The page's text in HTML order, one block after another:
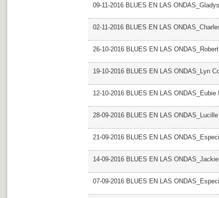
09-11-2016 BLUES EN LAS
02-11-2016 BLUES EN LAS
26-10-2016 BLUES EN LAS
19-10-2016 BLUES EN LAS ONDAS_Lyn
12-10-2016 BLUES EN LAS ONDAS_Eubie
28-09-2016 BLUES EN LAS
21-09-2016 BLUES EN LAS
14-09-2016 BLUES EN LAS
07-09-2016 BLUES EN LAS